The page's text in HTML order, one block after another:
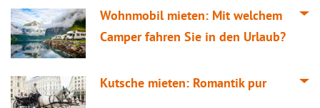
Wohnmobil mieten: Mit welchem
Camper fahren Sie in den Urlaub?
Kutsche mieten: Romantik pur